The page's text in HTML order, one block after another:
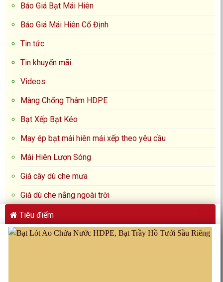
Báo Giá Bạt Mái Hiên
Báo Giá Mái Hiên Cố Định
Tin tức
Tin khuyến mãi
Videos
Màng Chống Thâm HDPE
Bạt Xếp Bạt Kéo
May ép bạt mái hiên mái xếp theo yêu cầu
Mái Hiên Lượn Sóng
Giá cây dù che mưa
Giá dù che nắng ngoài trời
Tiêu điểm